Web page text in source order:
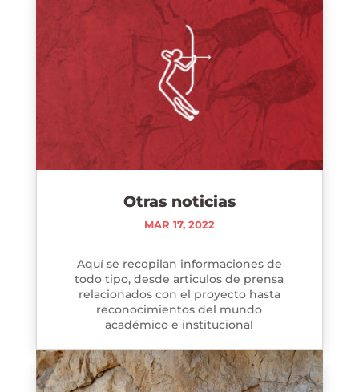
Otras noticias
MAR 17, 2022
Aquí se recopilan informaciones de
todo tipo, desde articulos de prensa
relacionados con el proyecto hasta
reconocimientos del mundo
académico e institucional